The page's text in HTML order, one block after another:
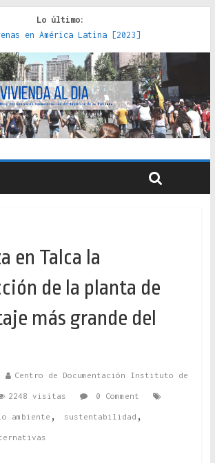
Lo último:
en América Latina [2023]
espacialización de los Estados :
y representaciones [2022]
choca con el acero : hacia una teoría
latinoamericanas [2020]
para una vivienda adecuada [2019]
de la Caja del Seguro Obrero en
emblemático [2014]
en Talca la
de la planta de
más grande del
Centro de Documentación Instituto de
2248 visitas 0 Comment
ambiente , sustentabilidad ,